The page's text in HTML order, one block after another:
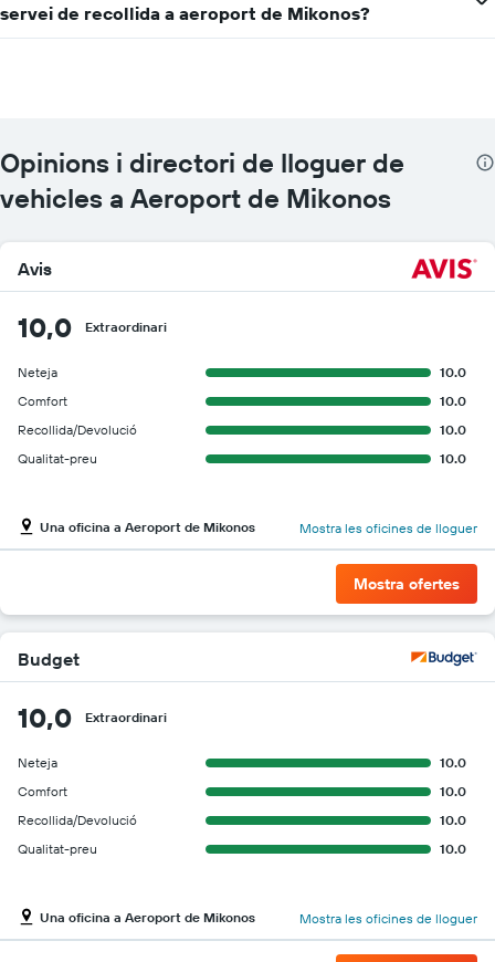
servei de recollida a aeroport de Mikonos?
Opinions i directori de lloguer de
vehicles a Aeroport de Mikonos
Avis
10,0 Extraordinari
Neteja
10.0
Comfort
10.0
Recollida/Devolució
10.0
Qualitat-preu
10.0
Una oficina a Aeroport de Mikonos Mostra les oficines de lloguer
Mostra ofertes
Budget
10,0 Extraordinari
Neteja
10.0
Comfort
10.0
Recollida/Devolució
10.0
Qualitat-preu
10.0
Una oficina a Aeroport de Mikonos Mostra les oficines de lloguer